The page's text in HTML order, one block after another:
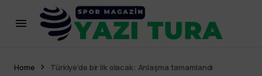
Home Türkiye’de bir ilk olacak: Anlaşma tamamlandı